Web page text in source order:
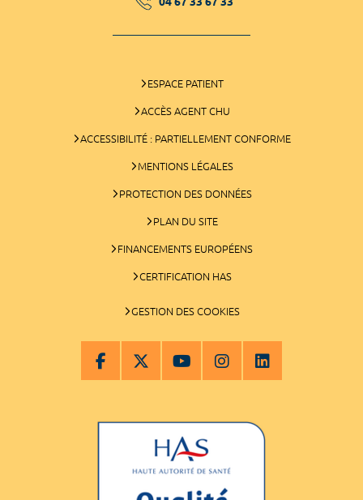
ESPACE PATIENT
ACCÈS AGENT CHU
ACCESSIBILITÉ : PARTIELLEMENT CONFORME
MENTIONS LÉGALES
PROTECTION DES DONNÉES
PLAN DU SITE
FINANCEMENTS EUROPÉENS
CERTIFICATION HAS
GESTION DES COOKIES